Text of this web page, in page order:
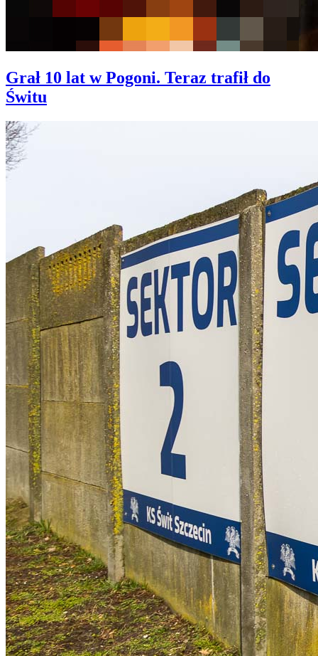
Grał 10 lat w Pogoni. Teraz trafił do
Świtu